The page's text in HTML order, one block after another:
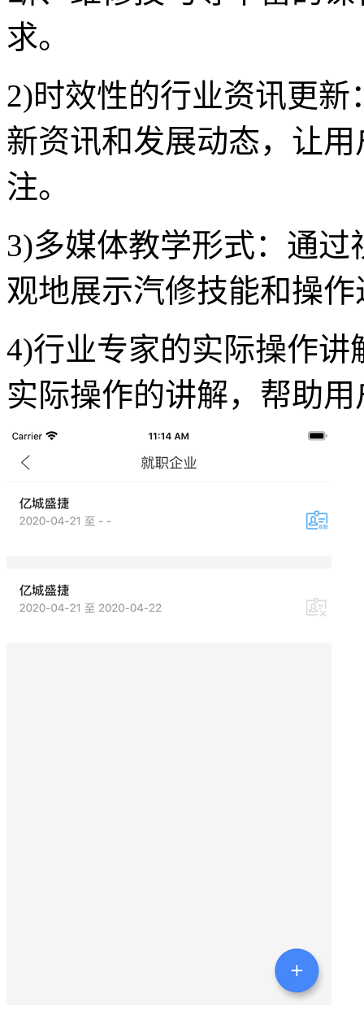
求。
2)时效性的行业资讯更
新资讯和发展动态，让
注。
3)多媒体教学形式：通
观地展示汽修技能和操
4)行业专家的实际操作
实际操作的讲解，帮助